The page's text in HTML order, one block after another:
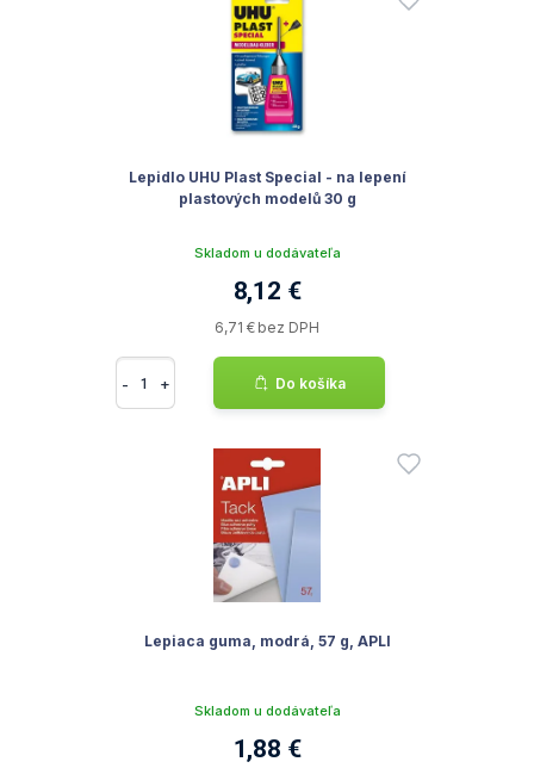
Lepidlo UHU Plast Special - na lepení
plastových modelů 30 g
Skladom u dodávateľa
8,12 €
6,71 € bez DPH
- + Do košíka
Lepiaca guma, modrá, 57 g, APLI
Skladom u dodávateľa
1,88 €